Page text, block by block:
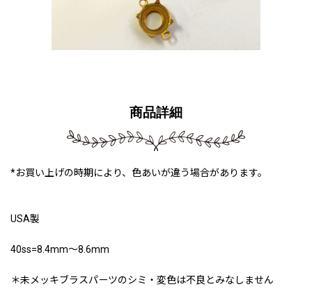
商品詳細
*お買い上げの時期により、色あいが違う場合があります。
USA製
40ss=8.4mm〜8.6mm
＊未メッキブラスパーツのシミ・変色は不良とみなしません